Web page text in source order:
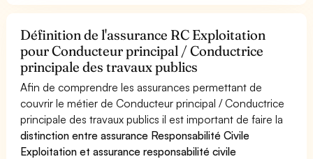
Définition de l'assurance RC Exploitation
pour Conducteur principal / Conductrice
principale des travaux publics
Afin de comprendre les assurances permettant de
couvrir le métier de Conducteur principal / Conductrice
principale des travaux publics il est important de faire la
distinction entre assurance Responsabilité Civile
Exploitation et assurance responsabilité civile